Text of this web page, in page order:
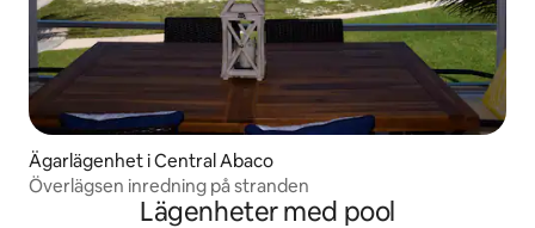
Ägarlägenhet i Central Abaco
Överlägsen inredning på stranden
Lägenheter med pool